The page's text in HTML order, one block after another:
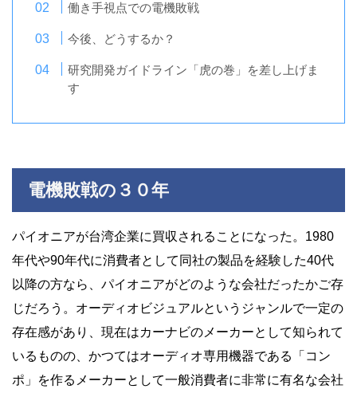
働き手視点での電機敗戦
今後、どうするか？
研究開発ガイドライン「虎の巻」を差し上げま
す
電機敗戦の３０年
パイオニアが台湾企業に買収されることになった。1980
年代や90年代に消費者として同社の製品を経験した40代
以降の方なら、パイオニアがどのような会社だったかご存
じだろう。オーディオビジュアルというジャンルで一定の
存在感があり、現在はカーナビのメーカーとして知られて
いるものの、かつてはオーディオ専用機器である「コン
ポ」を作るメーカーとして一般消費者に非常に有名な会社